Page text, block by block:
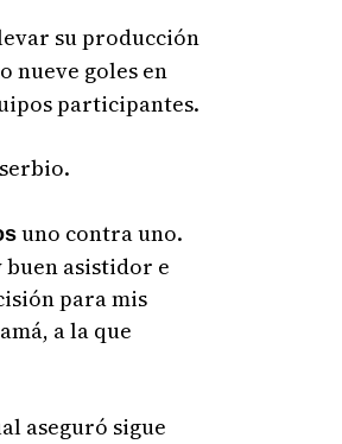
su producción
nueve goles en
participantes.
uno contra uno.
buen asistidor e
para mis
a la que
aseguró sigue